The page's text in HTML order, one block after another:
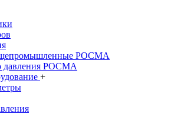
РОСМА
давления РОСМА
+